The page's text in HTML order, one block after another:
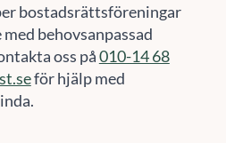
bostadsrättsföreningar
behovsanpassad
oss på010-14 68
för hjälp med